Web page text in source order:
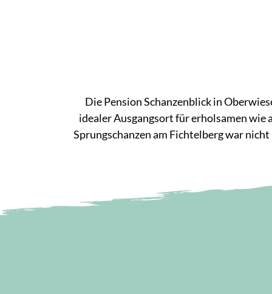
Die Pension Schanzenblick in
idealer Ausgangsort für erholsamen wie
Sprungschanzen am Fichtelberg war